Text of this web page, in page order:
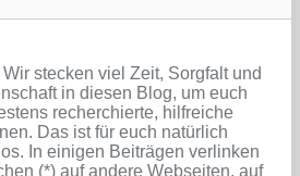
stecken viel Zeit, Sorgfalt und
in diesen Blog, um euch
recherchierte, hilfreiche
Das ist für euch natürlich
In einigen Beiträgen verlinken
(*) auf andere Webseiten, auf